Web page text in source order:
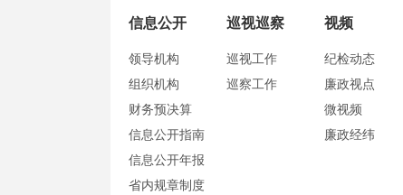
信息公开
领导机构
组织机构
财务预决算
信息公开指南
信息公开年报
省内规章制度
巡视巡察
巡视工作
巡察工作
视频
纪检动态
廉政视点
微视频
廉政经纬